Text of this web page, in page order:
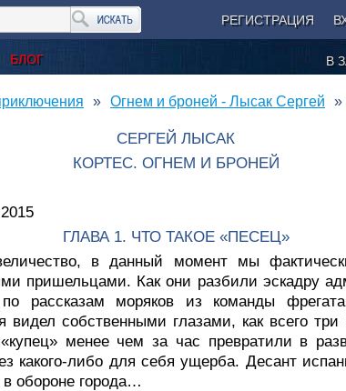
РЕГИСТРАЦИЯ
БЛОГ В
Огнем и броней - Лысак Сергей
СЕРГЕЙ ЛЫСАК
КОРТЕС. ОГНЕМ И БРОНЕЙ
ГЛАВА 1. ЧТО ТАКОЕ «ПЕСЕЦ»
в данный момент мы
пришельцами. Как они разбили эскадру
рассказам моряков из команды фрегата
собственными глазами, как всего
менее чем за час превратили в
какого-либо для себя ущерба. Десант
обороне города…